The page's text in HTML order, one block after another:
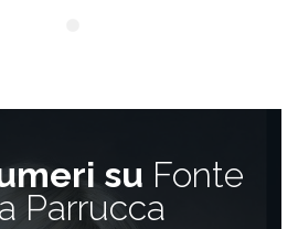
su Fonte
Parrucca